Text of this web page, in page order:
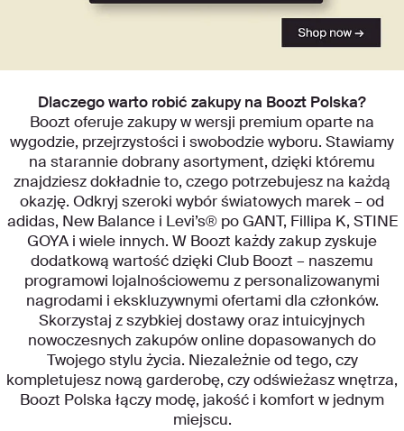
Dlaczego warto robić zakupy na Boozt Polska?
Boozt oferuje zakupy w wersji premium oparte na
wygodzie, przejrzystości i swobodzie wyboru. Stawiamy
na starannie dobrany asortyment, dzięki któremu
znajdziesz dokładnie to, czego potrzebujesz na każdą
okazję. Odkryj szeroki wybór światowych marek – od
adidas, New Balance i Levi’s® po GANT, Fillipa K, STINE
GOYA i wiele innych. W Boozt każdy zakup zyskuje
dodatkową wartość dzięki Club Boozt – naszemu
programowi lojalnościowemu z personalizowanymi
nagrodami i ekskluzywnymi ofertami dla członków.
Skorzystaj z szybkiej dostawy oraz intuicyjnych
nowoczesnych zakupów online dopasowanych do
Twojego stylu życia. Niezależnie od tego, czy
kompletujesz nową garderobę, czy odświeżasz wnętrza,
Boozt Polska łączy modę, jakość i komfort w jednym
miejscu.